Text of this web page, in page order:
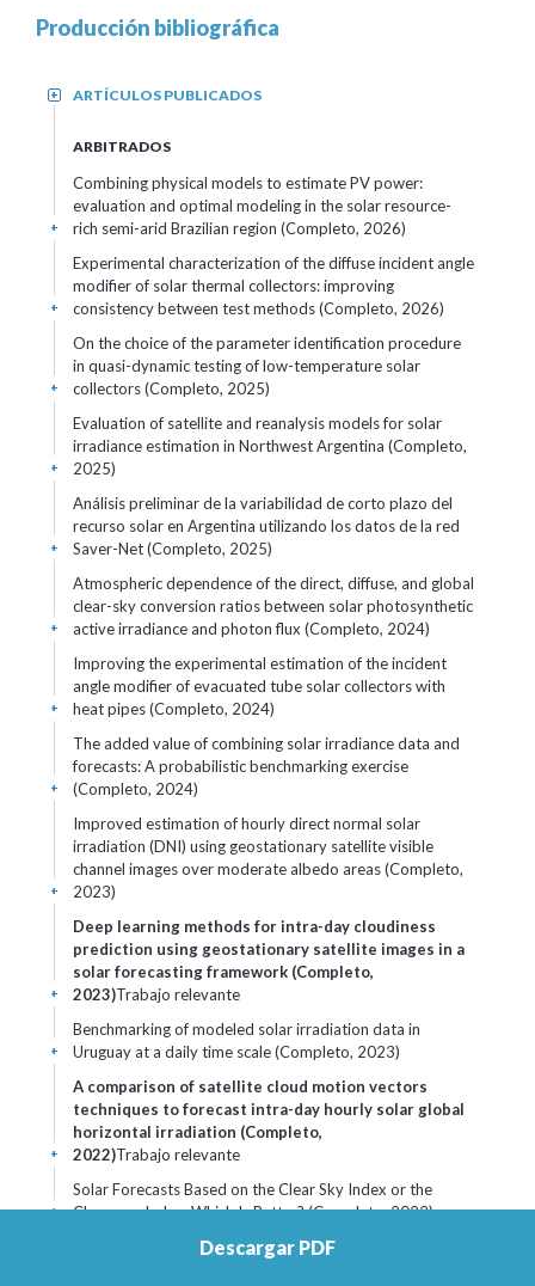
Producción bibliográfica
ARTÍCULOS PUBLICADOS
+
ARBITRADOS
Combining physical models to estimate PV power:
evaluation and optimal modeling in the solar resource-
rich semi-arid Brazilian region (Completo, 2026)
+
Experimental characterization of the diffuse incident angle
modifier of solar thermal collectors: improving
consistency between test methods (Completo, 2026)
+
On the choice of the parameter identification procedure
in quasi-dynamic testing of low-temperature solar
collectors (Completo, 2025)
+
Evaluation of satellite and reanalysis models for solar
irradiance estimation in Northwest Argentina (Completo,
2025)
+
Análisis preliminar de la variabilidad de corto plazo del
recurso solar en Argentina utilizando los datos de la red
Saver-Net (Completo, 2025)
+
Atmospheric dependence of the direct, diffuse, and global
clear-sky conversion ratios between solar photosynthetic
active irradiance and photon flux (Completo, 2024)
+
Improving the experimental estimation of the incident
angle modifier of evacuated tube solar collectors with
heat pipes (Completo, 2024)
+
The added value of combining solar irradiance data and
forecasts: A probabilistic benchmarking exercise
(Completo, 2024)
+
Improved estimation of hourly direct normal solar
irradiation (DNI) using geostationary satellite visible
channel images over moderate albedo areas (Completo,
2023)
+
Deep learning methods for intra-day cloudiness
prediction using geostationary satellite images in a
solar forecasting framework (Completo,
2023)Trabajo relevante
+
Benchmarking of modeled solar irradiation data in
Uruguay at a daily time scale (Completo, 2023)
+
A comparison of satellite cloud motion vectors
techniques to forecast intra-day hourly solar global
horizontal irradiation (Completo,
2022)Trabajo relevante
+
Solar Forecasts Based on the Clear Sky Index or the
Clearness Index: Which Is Better? (Completo, 2022)
+
Pronóstico del día siguiente de la irradiación solar en la
Descargar PDF